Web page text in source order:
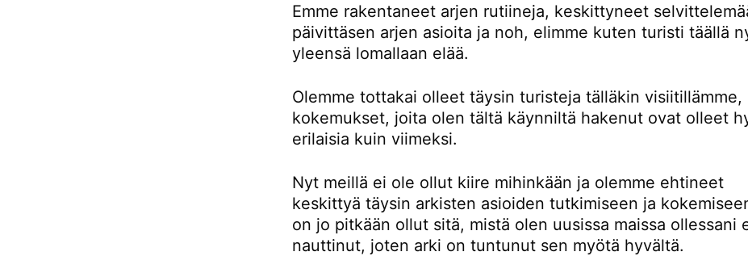
Emme rakentaneet arjen rutiineja, keskittyneet
päivittäsen arjen asioita ja noh, elimme kuten turisti täällä
yleensä lomallaan elää.
Olemme tottakai olleet täysin turisteja tälläkin visiitillämme,
kokemukset, joita olen tältä käynniltä hakenut ovat olleet
erilaisia kuin viimeksi.
Nyt meillä ei ole ollut kiire mihinkään ja olemme ehtineet
keskittyä täysin arkisten asioiden tutkimiseen ja
on jo pitkään ollut sitä, mistä olen uusissa maissa ollessani
nauttinut, joten arki on tuntunut sen myötä hyvältä.